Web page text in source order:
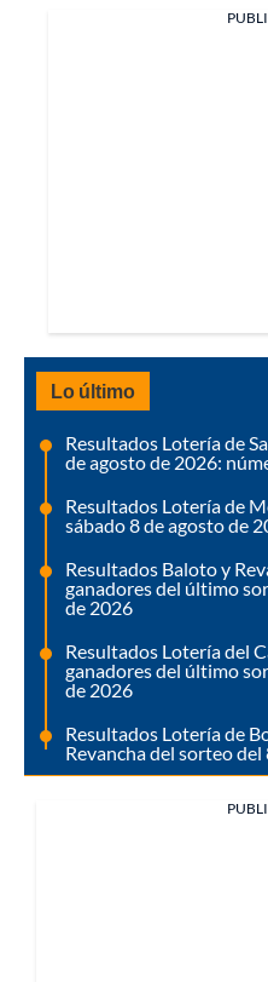
Lo último
Resultados Lotería de
de agosto de 2026:
Resultados Lotería de
sábado 8 de agosto de
Resultados Baloto y
ganadores del último
de 2026
Resultados Lotería del
ganadores del último
de 2026
Resultados Lotería de
Revancha del sorteo del